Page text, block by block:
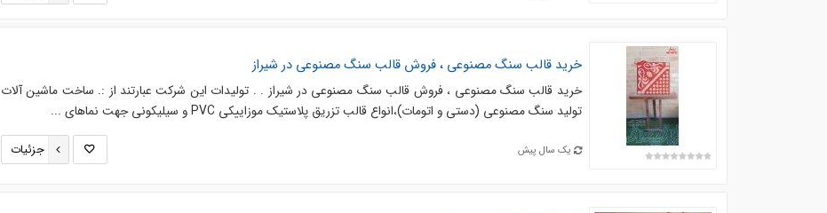
خرید قالب سنگ مصنوعی ، فروش قالب سنگ مصنوعی در شیراز
خرید قالب سنگ مصنوعی ، فروش قالب سنگ مصنوعی در شیراز . . تولیدات این شرکت عبارتند از :. ساخت ماشین آلات
تولید سنگ مصنوعی (دستی و اتومات)،انواع قالب تزریق پلاستیک موزاییکی PVC و سیلیکونی جهت نماهای ...
یک سال پیش جزئیات